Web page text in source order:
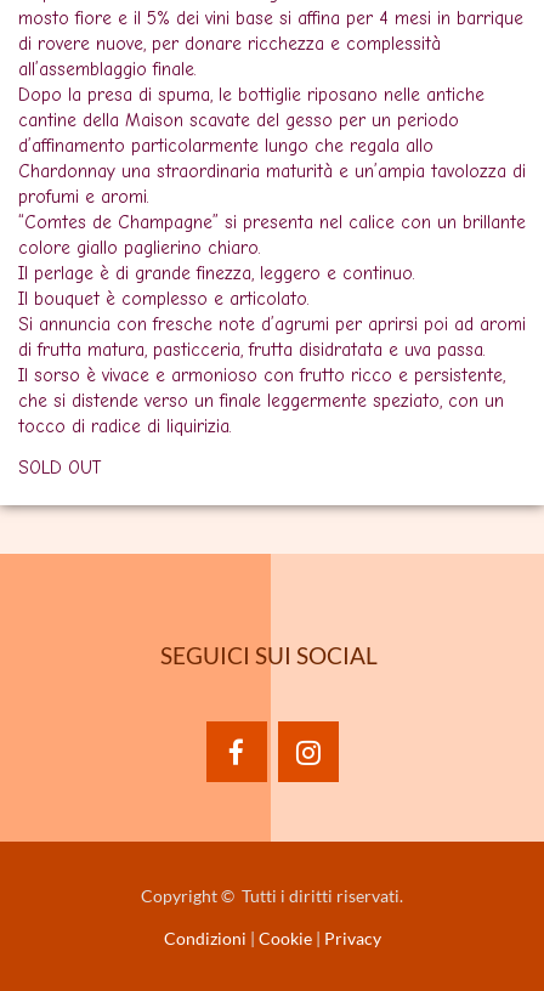
mosto fiore e il 5% dei vini base si affina per 4 mesi in barrique
di rovere nuove, per donare ricchezza e complessità
all’assemblaggio finale.
Dopo la presa di spuma, le bottiglie riposano nelle antiche
cantine della Maison scavate del gesso per un periodo
d’affinamento particolarmente lungo che regala allo
Chardonnay una straordinaria maturità e un’ampia tavolozza di
profumi e aromi.
“Comtes de Champagne” si presenta nel calice con un brillante
colore giallo paglierino chiaro.
Il perlage è di grande finezza, leggero e continuo.
Il bouquet è complesso e articolato.
Si annuncia con fresche note d’agrumi per aprirsi poi ad aromi
di frutta matura, pasticceria, frutta disidratata e uva passa.
Il sorso è vivace e armonioso con frutto ricco e persistente,
che si distende verso un finale leggermente speziato, con un
tocco di radice di liquirizia.
SOLD OUT
SEGUICI SUI SOCIAL
facebookinstagram
Copyright © Tutti i diritti riservati.
Condizioni | Cookie| Privacy